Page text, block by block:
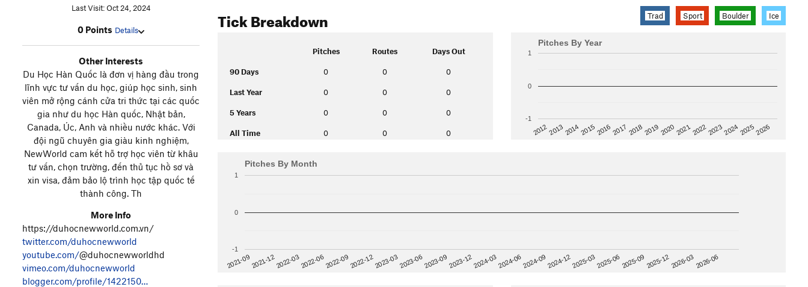
Last Visit: Oct 24, 2024
0 Points Details
Other Interests
Du Học Hàn Quốc là đơn vị hàng đầu trong
lĩnh vực tư vấn du học, giúp học sinh, sinh
viên mở rộng cánh cửa tri thức tại các quốc
gia như du học Hàn quốc, Nhật bản,
Canada, Úc, Anh và nhiều nước khác. Với
đội ngũ chuyên gia giàu kinh nghiệm,
NewWorld cam kết hỗ trợ học viên từ khâu
tư vấn, chọn trường, đến thủ tục hồ sơ và
xin visa, đảm bảo lộ trình học tập quốc tế
thành công. Th
More Info
https://duhocnewworld.com.vn/
twitter.com/duhocnewworld
youtube.com/@duhocnewworldhd
vimeo.com/duhocnewworld
blogger.com/profile/1422150…
Tick Breakdown Trad Sport Boulder Ice
Pitches Routes Days Out
90 Days 0 0 0
Last Year 0 0 0
5 Years 0 0 0
All Time 0 0 0
Pitches By Year
201220132014201520162017 201820192020202120222023202420252026
-1
0
1
Pitches By Month
2021-092021-122022-032022-062022-092022-122023-032023-062023-092023-122024-032024-062024-092024-122025-032025-062025-092025-122026-032026-06
-1
0
1